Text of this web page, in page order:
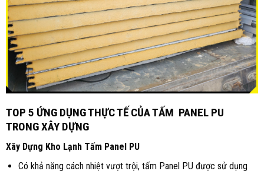
TOP 5 ỨNG DỤNG THỰC TẾ CỦA TẤM PANEL PU
TRONG XÂY DỰNG
Xây Dựng Kho Lạnh Tấm Panel PU
Có khả năng cách nhiệt vượt trội, tấm Panel PU được sử dụng